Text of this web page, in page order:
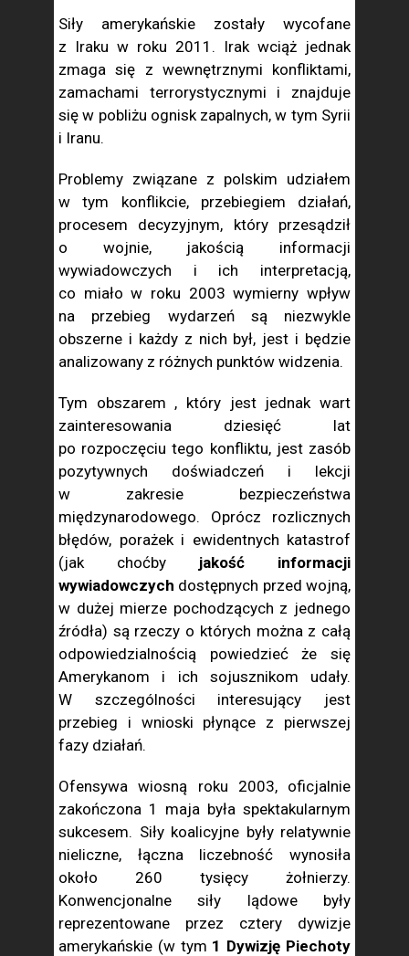
Siły amerykańskie zostały wycofane
z Iraku w roku 2011. Irak wciąż jednak
zmaga się z wewnętrznymi konfliktami,
zamachami terrorystycznymi i znajduje
się w pobliżu ognisk zapalnych, w tym Syrii
i Iranu.
Problemy związane z polskim udziałem
w tym konflikcie, przebiegiem działań,
procesem decyzyjnym, który przesądził
o wojnie, jakością informacji
wywiadowczych i ich interpretacją,
co miało w roku 2003 wymierny wpływ
na przebieg wydarzeń są niezwykle
obszerne i każdy z nich był, jest i będzie
analizowany z różnych punktów widzenia.
Tym obszarem , który jest jednak wart
zainteresowania dziesięć lat
po rozpoczęciu tego konfliktu, jest zasób
pozytywnych doświadczeń i lekcji
w zakresie bezpieczeństwa
międzynarodowego. Oprócz rozlicznych
błędów, porażek i ewidentnych katastrof
(jak choćby jakość informacji
wywiadowczych dostępnych przed wojną,
w dużej mierze pochodzących z jednego
źródła) są rzeczy o których można z całą
odpowiedzialnością powiedzieć że się
Amerykanom i ich sojusznikom udały.
W szczególności interesujący jest
przebieg i wnioski płynące z pierwszej
fazy działań.
Ofensywa wiosną roku 2003, oficjalnie
zakończona 1 maja była spektakularnym
sukcesem. Siły koalicyjne były relatywnie
nieliczne, łączna liczebność wynosiła
około 260 tysięcy żołnierzy.
Konwencjonalne siły lądowe były
reprezentowane przez cztery dywizje
amerykańskie (w tym 1 Dywizję Piechoty